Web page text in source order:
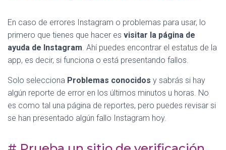
En caso de errores Instagram o problemas para usar, lo
primero que tienes que hacer es visitar la página de
ayuda de Instagram. Ahí puedes encontrar el estatus de la
app, es decir, si funciona o está presentando fallos.
Solo selecciona Problemas conocidos y sabrás si hay
algún reporte de error en los últimos minutos u horas. No
es como tal una página de reportes, pero puedes revisar si
se han presentado algún fallo Instagram hoy.